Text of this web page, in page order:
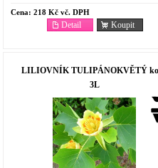
Cena: 218 Kč vč. DPH
Koupit
Detail
LILIOVNÍK TULIPÁNOKVĚTÝ
3L